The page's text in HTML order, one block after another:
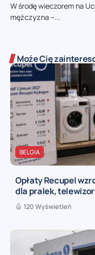
W środę wieczorem na
mężczyzna –...
Może Cię
BELGIA
Opłaty Recupel
dla pralek,
120 Wyświetleń